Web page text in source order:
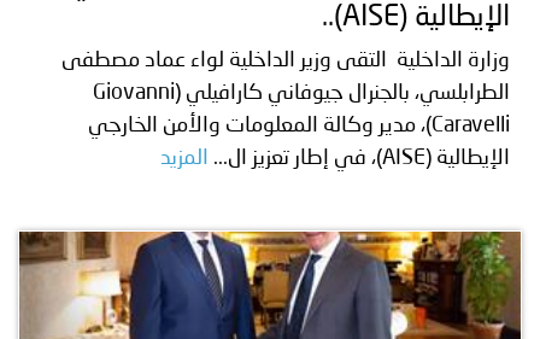
الإيطالية (AISE)..
وزارة الداخلية التقى وزير الداخلية لواء عماد مصطفى
الطرابلسي، بالجنرال جيوفاني كارافيلي (Giovanni
Caravelli)، مدير وكالة المعلومات والأمن الخارجي
الإيطالية (AISE)، في إطار تعزيز ال...
المزيد